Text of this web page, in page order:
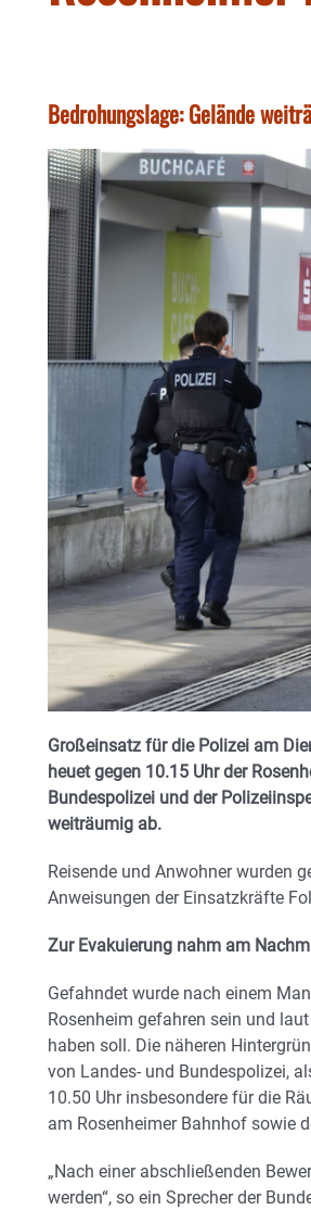
Bedrohungslage: Gelände
Großeinsatz für die Polizei am
heuet gegen 10.15 Uhr der
Bundespolizei und der
weiträumig ab.
Reisende und Anwohner wurden
Anweisungen der Einsatzkräfte
Zur Evakuierung nahm am
Gefahndet wurde nach einem
Rosenheim gefahren sein und
haben soll. Die näheren
von Landes- und Bundespolizei,
10.50 Uhr insbesondere für die
am Rosenheimer Bahnhof sowie
„Nach einer abschließenden
werden“, so ein Sprecher der